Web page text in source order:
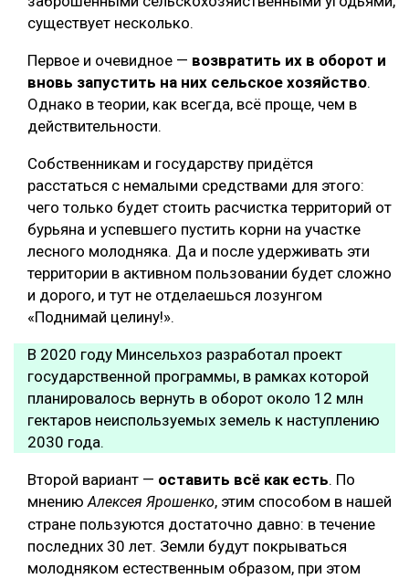
существует несколько.
Первое и очевидное — возвратить их в оборот и
вновь запустить на них сельское хозяйство.
Однако в теории, как всегда, всё проще, чем в
действительности.
Собственникам и государству придётся
расстаться с немалыми средствами для этого:
чего только будет стоить расчистка территорий от
бурьяна и успевшего пустить корни на участке
лесного молодняка. Да и после удерживать эти
территории в активном пользовании будет сложно
и дорого, и тут не отделаешься лозунгом
«Поднимай целину!».
В 2020 году Минсельхоз разработал проект
государственной программы, в рамках которой
планировалось вернуть в оборот около 12 млн
гектаров неиспользуемых земель к наступлению
2030 года.
Второй вариант — оставить всё как есть. По
мнению Алексея Ярошенко, этим способом в нашей
стране пользуются достаточно давно: в течение
последних 30 лет. Земли будут покрываться
молодняком естественным образом, при этом